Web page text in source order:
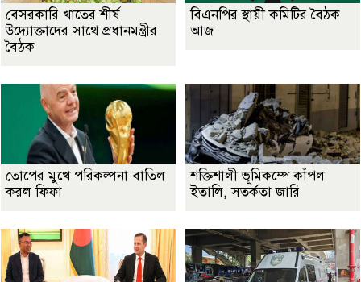
বেসরকারি খাতের শীর্ষ
উদ্যোক্তাদের সাথে প্রধানমন্ত্রীর
বৈঠক
বিএনপির স্থায়ী কমিটির বৈঠক
আজ
তোপের মুখে পরিকল্পনা বাতিল
করল ফিফা
শক্তিশালী ভূমিকম্পে কাঁপল
ইতালি, সতর্কতা জারি